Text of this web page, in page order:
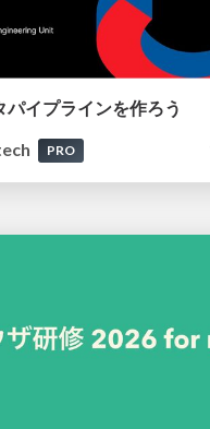
パイプラインを作ろう
PRO